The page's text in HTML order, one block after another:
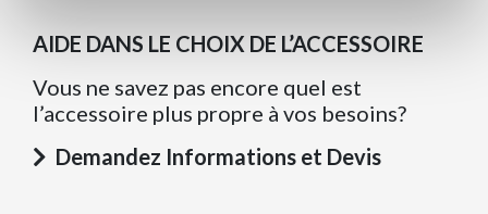
AIDE DANS LE CHOIX DE L’ACCESSOIRE
Vous ne savez pas encore quel est
l’accessoire plus propre à vos besoins?
Demandez Informations et Devis